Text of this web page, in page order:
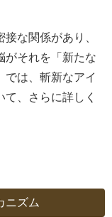
な関係があり、
がそれを「新たな
では、斬新なアイ
、さらに詳しく
ニズム